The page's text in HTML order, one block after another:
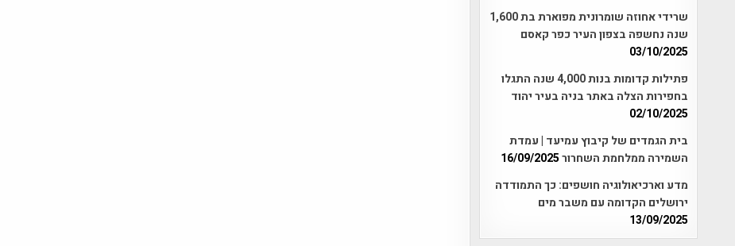
שרידי אחוזה שומרונית מפוארת בת 1,600
שנה נחשפה בצפון העיר כפר קאסם
03/10/2025
פתילות קדומות בנות 4,000 שנה התגלו
בחפירות הצלה באתר בניה בעיר יהוד
02/10/2025
בית הגמדים של קיבוץ עמיעד | עמדת
השמירה ממלחמת השחרור16/09/2025
מדע וארכיאולוגיה חושפים: כך התמודדה
ירושלים הקדומה עם משבר מים
13/09/2025